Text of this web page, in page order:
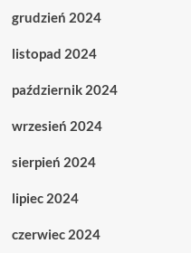
grudzień 2024
listopad 2024
październik 2024
wrzesień 2024
sierpień 2024
lipiec 2024
czerwiec 2024